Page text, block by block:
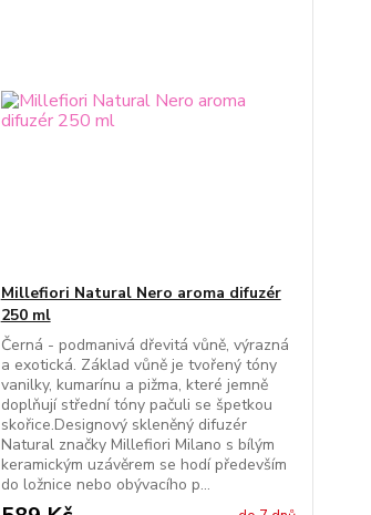
Millefiori Natural Nero aroma difuzér
250 ml
Černá - podmanivá dřevitá vůně, výrazná
a exotická. Základ vůně je tvořený tóny
vanilky, kumarínu a pižma, které jemně
doplňují střední tóny pačuli se špetkou
skořice.Designový skleněný difuzér
Natural značky Millefiori Milano s bílým
keramickým uzávěrem se hodí především
do ložnice nebo obývacího p...